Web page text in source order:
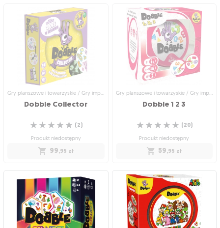
Rodzinne gry planszowe
Dobble Star Wars:
Mandalorian
Szukaj par wśród postaci z serialu The
Mandalorian!
☆
☆
☆
☆
☆ (6)
Wysyłka jutro
imprezowe i towarzyskie
Dobble Wodoodporne
Więcej plażowych symboli, ta sama
odporność!
☆
☆
☆
☆
☆ (16)
Wysyłka jutro
Gry planszowe i towarzyskie / Gry imprezowe i towarzyskie
Dobble Collector
☆
☆
☆
☆
☆ (2)
Produkt niedostępny
99,95 zł
Gry planszowe i towarzyskie / Gry
imprezowe i towarzyskie
Dobble Collector
Jedno pudełko, dwie gry w zestawie!
☆
☆
☆
☆
☆ (2
Gry planszowe i towarzyskie / Gry imprezowe i towarzyskie
Dobble1 23
☆
☆
☆
☆
☆ (20)
Produkt niedostępny
59,95 zł
Gry planszowe i towarzyskie / Gry
imprezowe i towarzyskie
Dobble 1 2 3
Dobble w wersji dla najmłodszych!
☆
☆
☆
☆
☆ (20)